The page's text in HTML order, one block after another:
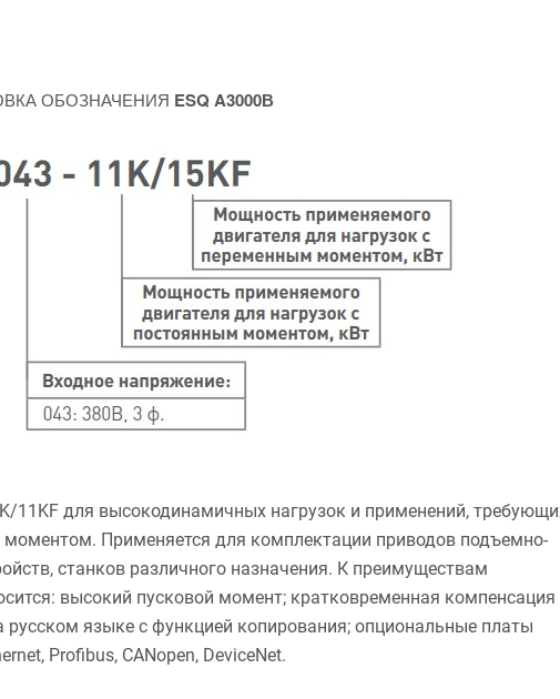
ОБОЗНАЧЕНИЯ ESQ A3000В
11KF для высокодинамичных нагрузок и применений,
Применяется для комплектации приводов подъемно-
станков различного назначения. К преимуществам
высокий пусковой момент; кратковременная компенсация
языке с функцией копирования; опциональные платы
Profibus, CANopen, DeviceNet.